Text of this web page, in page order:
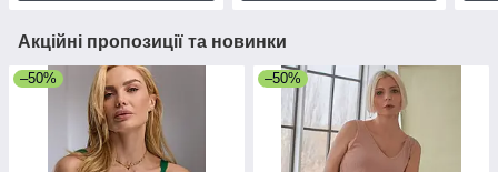
Акційні пропозиції та новинки
–50% –50%